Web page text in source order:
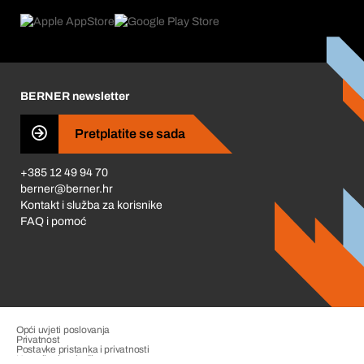
Što nas pokreće
Business Conduct
BERNER newsletter
Pretplatite se sada
+385 12 49 94 70
berner@berner.hr
Kontakt i služba za korisnike
FAQ i pomoć
Opći uvjeti poslovanja
Privatnost
Postavke pristanka i privatnosti
Upravljanje pritužbama